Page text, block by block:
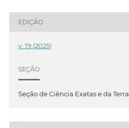
EDIÇÃO
v. 19 (2025)
SEÇÃO
Seção de Ciência Exatas e da Terra